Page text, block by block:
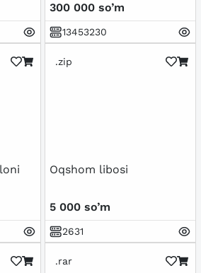
300 000 so’m
13453230
.zip
Oqshom libosi
5 000 so’m
2631
.rar